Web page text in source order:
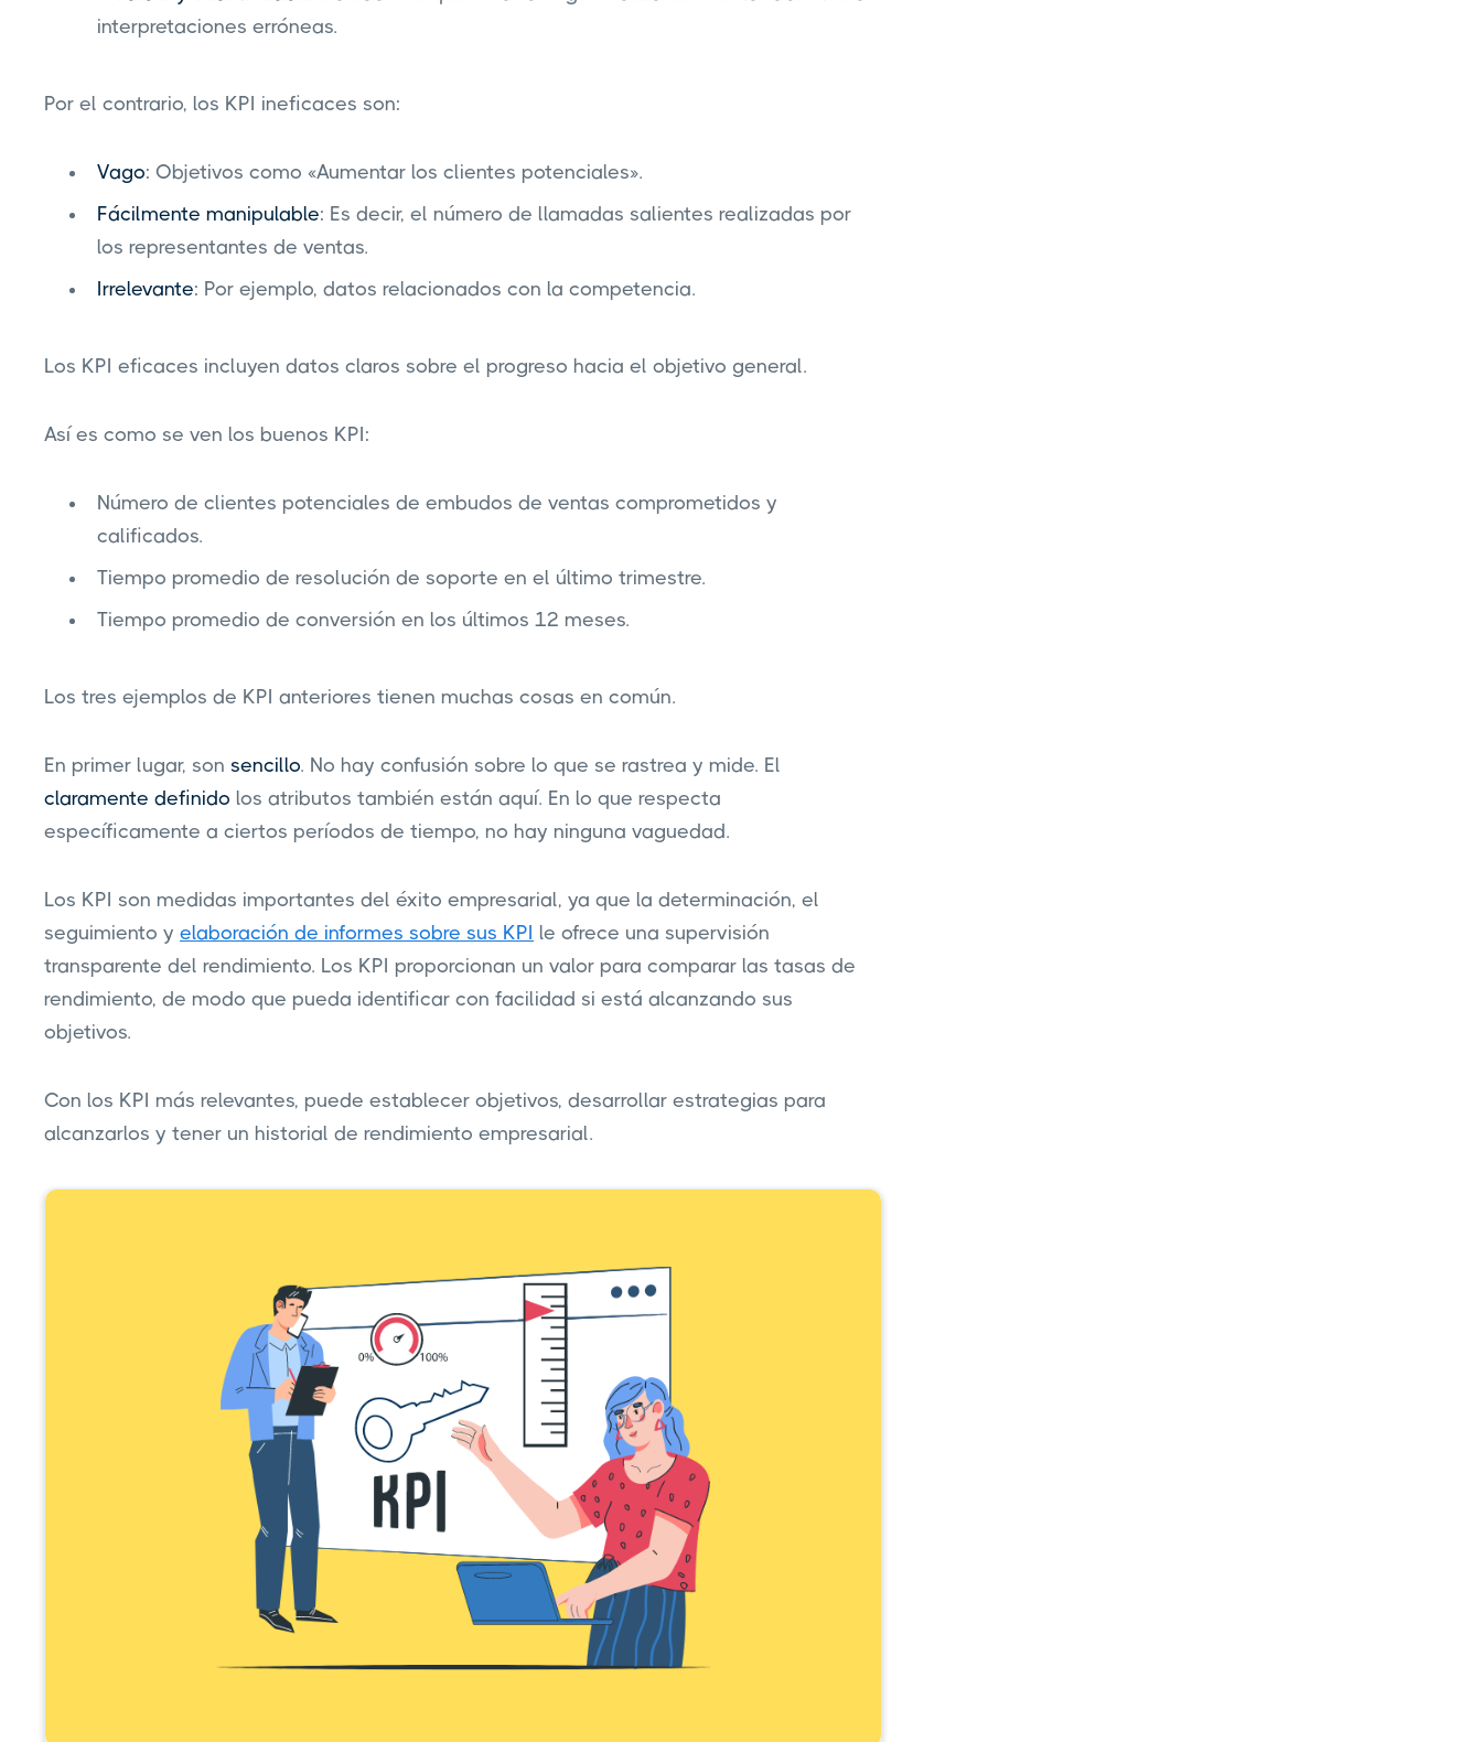
interpretaciones erróneas.
Por el contrario, los KPI ineficaces son:
Vago: Objetivos como «Aumentar los clientes potenciales».
Fácilmente manipulable: Es decir, el número de llamadas salientes realizadas por
los representantes de ventas.
Irrelevante: Por ejemplo, datos relacionados con la competencia.
Los KPI eficaces incluyen datos claros sobre el progreso hacia el objetivo general.
Así es como se ven los buenos KPI:
Número de clientes potenciales de embudos de ventas comprometidos y
calificados.
Tiempo promedio de resolución de soporte en el último trimestre.
Tiempo promedio de conversión en los últimos 12 meses.
Los tres ejemplos de KPI anteriores tienen muchas cosas en común.
En primer lugar, son sencillo. No hay confusión sobre lo que se rastrea y mide. El
claramente definido los atributos también están aquí. En lo que respecta
específicamente a ciertos períodos de tiempo, no hay ninguna vaguedad.
Los KPI son medidas importantes del éxito empresarial, ya que la determinación, el
seguimiento y elaboración de informes sobre sus KPI le ofrece una supervisión
transparente del rendimiento. Los KPI proporcionan un valor para comparar las tasas de
rendimiento, de modo que pueda identificar con facilidad si está alcanzando sus
objetivos.
Con los KPI más relevantes, puede establecer objetivos, desarrollar estrategias para
alcanzarlos y tener un historial de rendimiento empresarial.